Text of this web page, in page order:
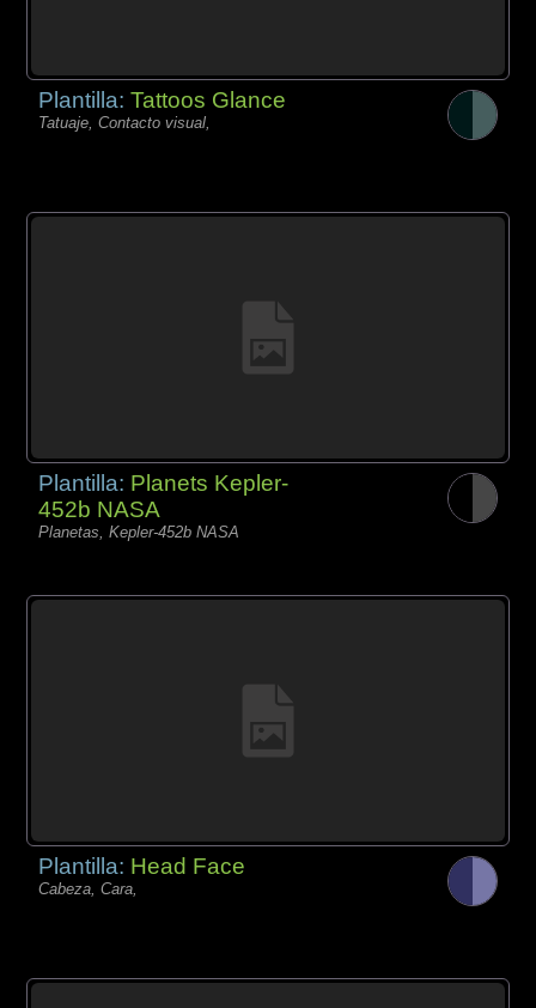
Plantilla:Tattoos Glance
Tatuaje, Contacto visual,
Plantilla: Planets Kepler-
452b NASA
Planetas, Kepler-452b NASA
Plantilla: Head Face
Cabeza, Cara,